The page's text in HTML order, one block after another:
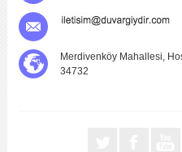
Merdivenköy Mahallesi,
34732